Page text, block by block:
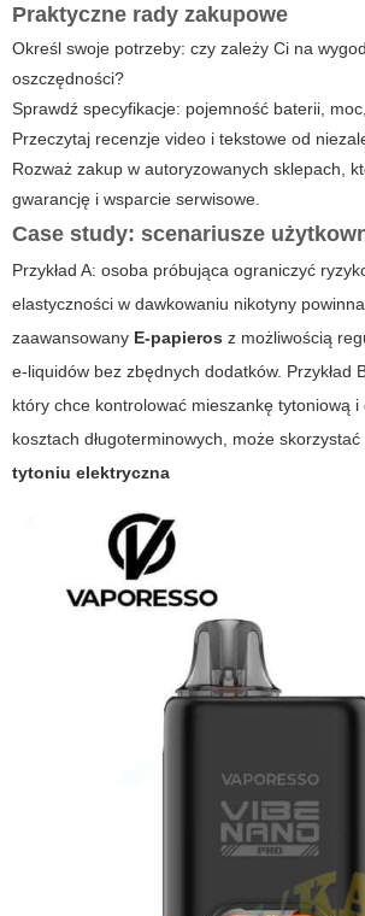
Praktyczne rady zakupowe
Określ swoje potrzeby: czy zależy Ci na
oszczędności?
Sprawdź specyfikacje: pojemność baterii,
Przeczytaj recenzje video i tekstowe od
Rozważ zakup w autoryzowanych sklepach,
gwarancję i wsparcie serwisowe.
Case study: scenariusze
Przykład A: osoba próbująca ograniczyć
elastyczności w dawkowaniu nikotyny
zaawansowany E-papieros z możliwością
e-liquidów bez zbędnych dodatków. Przykład
który chce kontrolować mieszankę tytoniową i
kosztach długoterminowych, może skorzystać
tytoniu elektryczna